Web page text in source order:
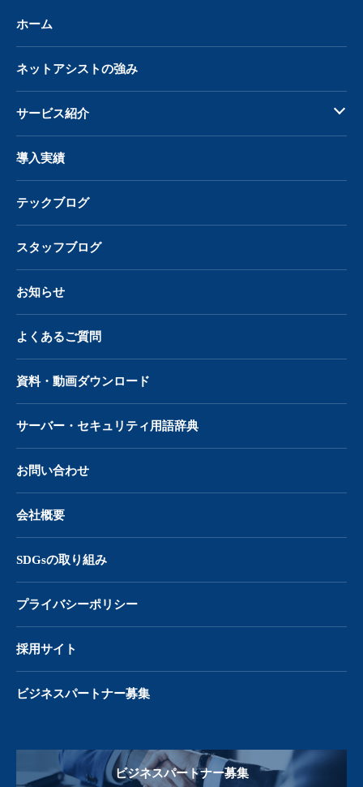
ホーム
ネットアシストの強み
サービス紹介
導入実績
テックブログ
スタッフブログ
お知らせ
よくあるご質問
資料・動画ダウンロード
サーバー・ セキュリティ用語辞典
お問い合わせ
会社概要
SDGsの取り組み
プライバシーポリシー
採用サイト
ビジネスパートナー募集
ビジネスパートナー募集